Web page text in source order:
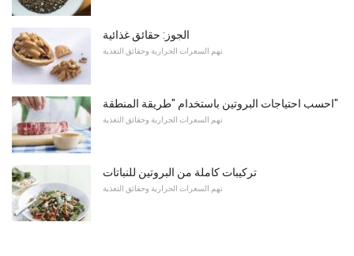
الجوز: حقائق غذائية
تهم السعرات الحرارية وحقائق التغذية
احسب احتياجات البروتين باستخدام "طريقة المنطقة"
تهم السعرات الحرارية وحقائق التغذية
تركيبات كاملة من البروتين للنباتات
تهم السعرات الحرارية وحقائق التغذية